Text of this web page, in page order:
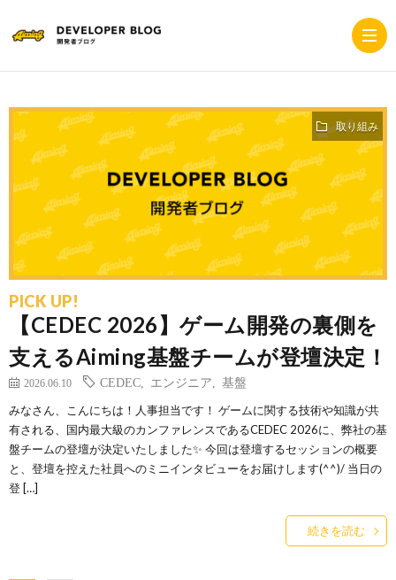
ホ
ム
用
サ
イ
コ
ー
ポ
ー
ト
サ
プ
ラ
バ
シ
ー
取り組み
PICK UP!
【CEDEC 2026】ゲーム開発の裏側を
支えるAiming基盤チームが登壇決定！
2026.06.10 CEDEC エンジニア 基盤
みなさん、こんにちは！人事担当です！ ゲームに関する技術や知識が共
有される、国内最大級のカンファレンスであるCEDEC 2026に、弊社の基
盤チームの登壇が決定いたしました✨ 今回は登壇するセッションの概要
と、登壇を控えた社員へのミニインタビューをお届けします(^^)/ 当日の
登 […]
続きを読む